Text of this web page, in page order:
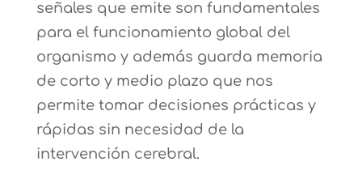
señales que emite son fundamentales
para el funcionamiento global del
organismo y además guarda memoria
de corto y medio plazo que nos
permite tomar decisiones prácticas y
rápidas sin necesidad de la
intervención cerebral.